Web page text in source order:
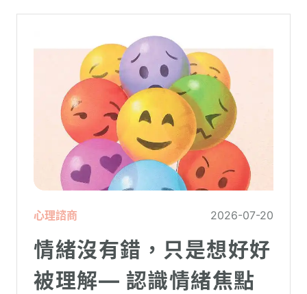
心理諮商 2026-07-20
情緒沒有錯，只是想好好
被理解— 認識情緒焦點